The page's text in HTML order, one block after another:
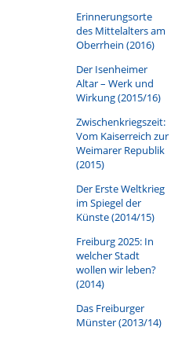
Erinnerungsorte
des Mittelalters am
Oberrhein (2016)
Der Isenheimer
Altar – Werk und
Wirkung (2015/16)
Zwischenkriegszeit:
Vom Kaiserreich zur
Weimarer Republik
(2015)
Der Erste Weltkrieg
im Spiegel der
Künste (2014/15)
Freiburg 2025: In
welcher Stadt
wollen wir leben?
(2014)
Das Freiburger
Münster (2013/14)